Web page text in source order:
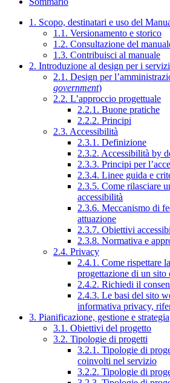
1. Scopo, destinatari e uso del
1.1. Versionamento e storico
1.2. Consultazione del
1.3. Contribuisci al manuale
2. Introduzione al design per i
2.1. Design per
government)
2.2. L’approccio progettuale
2.2.1. Buone pratiche
2.2.2. Principi
2.3. Accessibilità
2.3.1. Definizione
2.3.2. Accessibilità by
2.3.3. Principi per
2.3.4. Linee guida e
2.3.5. Come rilasciare
accessibilità
2.3.6. Meccanismo di
attuazione
2.3.7. Obiettivi
2.3.8. Normativa e
2.4. Privacy
2.4.1. Come rispettare
progettazione di un
2.4.2. Richiedi il
2.4.3. Le basi del sito
informativa privacy,
3. Pianificazione, gestione e strategia
3.1. Obiettivi del progetto
3.2. Tipologie di progetti
3.2.1. Tipologie di
coinvolti nel servizio
3.2.2. Tipologie di